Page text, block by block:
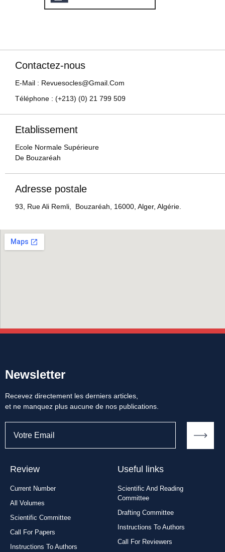
Contactez-nous
E-Mail : Revuesocles@gmail.com
Téléphone : (+213) (0) 21 799 509
Etablissement
Ecole Normale Supérieure
De Bouzaréah
Adresse postale
93, Rue Ali Remli, Bouzaréah, 16000, Alger, Algérie.
Newsletter
Recevez directement les derniers articles,
et ne manquez plus aucune de nos publications.
Review
Current Number
All Volumes
Scientific Committee
Call For Papers
Instructions To Authors
Useful links
Scientific And Reading
Committee
Drafting Committee
Instructions To Authors
Call For Reviewers